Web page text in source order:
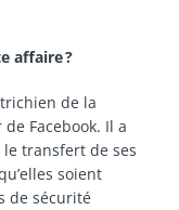
affaire ?
de la
Facebook. Il a
transfert de ses
soient
de sécurité